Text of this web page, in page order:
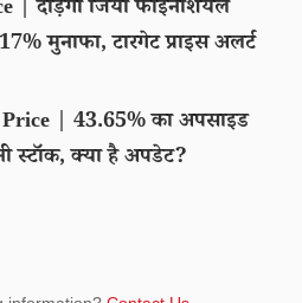
| दौड़ेगा जियो फाइनेंशियल
मुनाफा, टारगेट प्राइस अलर्ट
| 43.65% का अपसाइड
स्टॉक, क्या है अपडेट?